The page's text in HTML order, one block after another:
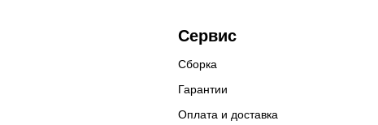
Сервис
Сборка
Гарантии
Оплата и доставка